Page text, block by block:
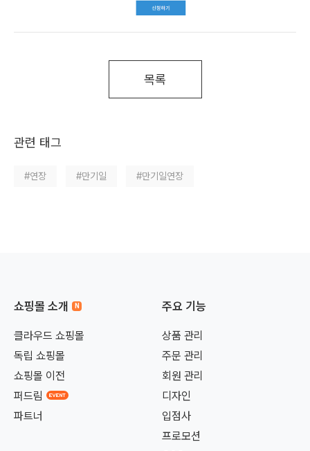
목록
관련 태그
#연장 #만기일 #만기일연장
쇼핑몰 소개
클라우드 쇼핑몰
독립 쇼핑몰
쇼핑몰 이전
퍼드림
파트너
주요 기능
상품 관리
주문 관리
회원 관리
디자인
입점사
프로모션